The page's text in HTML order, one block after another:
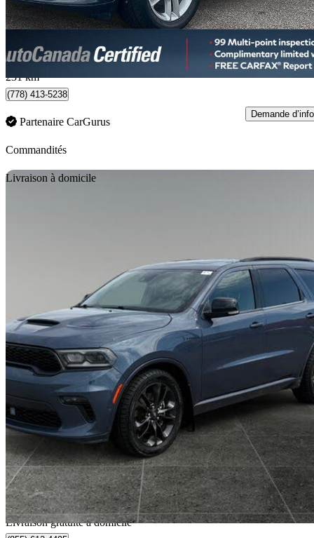
44 987 $ Bonne
614 $/mois env.
Maple Ridge, BC
231 km
(778) 413-5238
Partenaire CarGurus
Demande d’info
Commandités
Livraison à domicile
2021 Dodge Durango
R/T AWD122 394 km
32 888 $ Affaire
402 $/mois env.
Livraison à domicile de Airdrie, AB
Livraison gratuite à domicile